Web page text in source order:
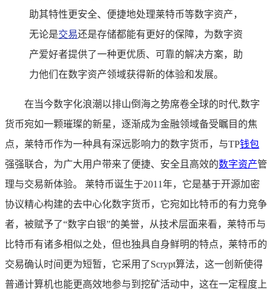
助其特性更安全、便捷地处理莱特币等数字资产，
无论是交易还是存储都能有更好的保障，为数字资
产爱好者提供了一种更优质、可靠的解决方案，助
力他们在数字资产领域获得新的体验和发展。
在当今数字化浪潮以排山倒海之势席卷全球的时代,数字
货币宛如一颗璀璨的新星，逐渐成为金融领域备受瞩目的焦
点，莱特币作为一种具有深远影响力的数字货币，与TP钱包
强强联合，为广大用户带来了便捷、安全且高效的数字资产管
理与交易新体验。 莱特币诞生于2011年，它是基于开源加密
协议精心构建的去中心化数字货币，它宛如比特币的有力竞争
者，被赋予了“数字白银”的美誉，从技术层面来看，莱特币与
比特币有诸多相似之处，但也独具自身鲜明的特点，莱特币的
交易确认时间更为短暂，它采用了Scrypt算法，这一创新使得
普通计算机也能更高效地参与到挖矿活动中，这在一定程度上